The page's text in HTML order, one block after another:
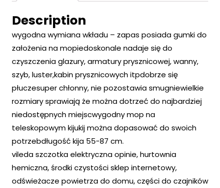
Description
wygodna wymiana wkładu – zapas posiada gumki do
założenia na mopiedoskonale nadaje się do
czyszczenia glazury, armatury prysznicowej, wanny,
szyb, luster,kabin prysznicowych itpdobrze się
płuczesuper chłonny, nie pozostawia smugniewielkie
rozmiary sprawiają że można dotrzeć do najbardziej
niedostępnych miejscwygodny mop na
teleskopowym kijukij można dopasować do swoich
potrzebdługość kija 55-87 cm.
vileda szczotka elektryczna opinie, hurtownia
hemiczna, środki czystości sklep internetowy,
odświeżacze powietrza do domu, części do czajników